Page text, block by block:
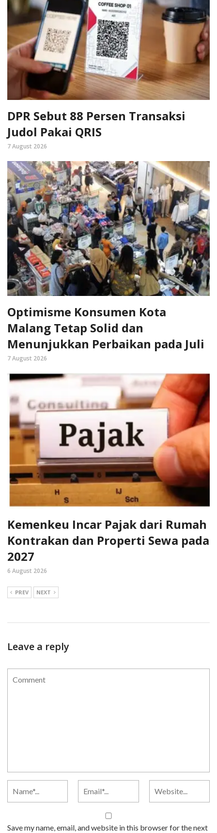
DPR Sebut 88 Persen Transaksi
Judol Pakai QRIS
7 August 2026
Optimisme Konsumen Kota
Malang Tetap Solid dan
Menunjukkan Perbaikan pada Juli
7 August 2026
Kemenkeu Incar Pajak dari Rumah
Kontrakan dan Properti Sewa pada
2027
6 August 2026
PREV NEXT
Leave a reply
Save my name, email, and website in this browser for the next